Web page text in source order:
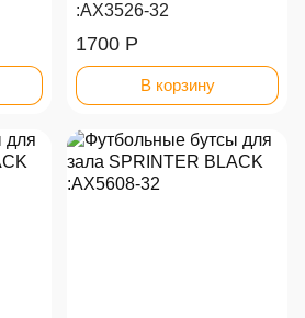
:AX3526-32
1700 Р
В корзину